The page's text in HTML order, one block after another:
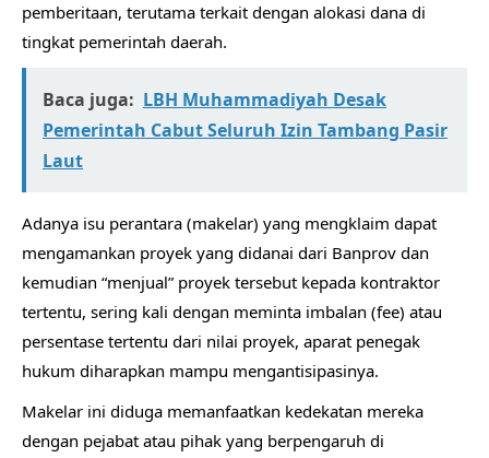
pemberitaan, terutama terkait dengan alokasi dana di
tingkat pemerintah daerah.
Baca juga: LBH Muhammadiyah Desak
Pemerintah Cabut Seluruh Izin Tambang Pasir
Laut
Adanya isu perantara (makelar) yang mengklaim dapat
mengamankan proyek yang didanai dari Banprov dan
kemudian “menjual” proyek tersebut kepada kontraktor
tertentu, sering kali dengan meminta imbalan (fee) atau
persentase tertentu dari nilai proyek, aparat penegak
hukum diharapkan mampu mengantisipasinya.
Makelar ini diduga memanfaatkan kedekatan mereka
dengan pejabat atau pihak yang berpengaruh di